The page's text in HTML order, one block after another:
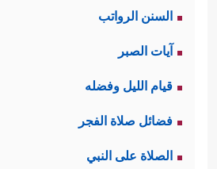
السنن الرواتب
آيات الصبر
قيام الليل وفضله
فضائل صلاة الفجر
الصلاة على النبي